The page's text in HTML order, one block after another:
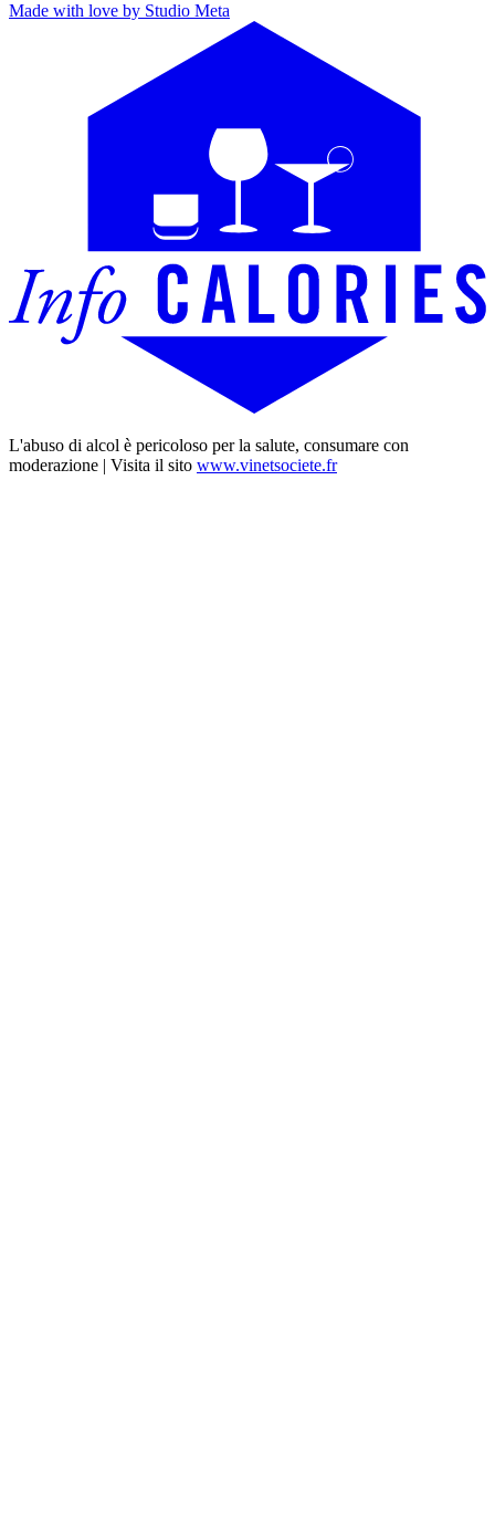
Made with love by Studio Meta
L'abuso di alcol è pericoloso per la salute, consumare con
moderazione | Visita il sito www.vinetsociete.fr